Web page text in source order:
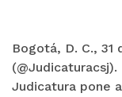
Bogotá, D. C., 31
Judicatura pone